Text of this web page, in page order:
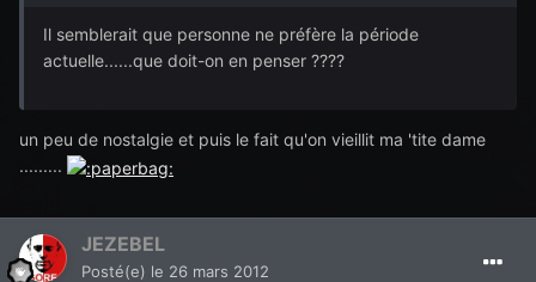
Il semblerait que personne ne préfère la période
actuelle......que doit-on en penser ????
un peu de nostalgie et puis le fait qu'on vieillit ma 'tite dame
.........
JEZEBEL
Posté(e) le 26 mars 2012